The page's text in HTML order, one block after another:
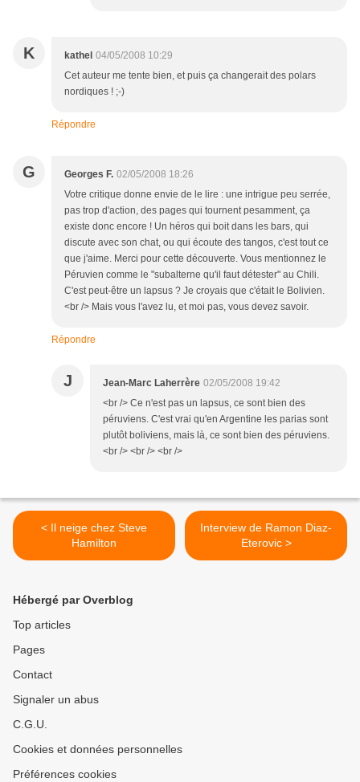
K kathel 04/05/2008 10:29
Cet auteur me tente bien, et puis ça changerait des polars
nordiques ! ;-)
Répondre
G Georges F. 02/05/2008 18:26
Votre critique donne envie de le lire : une intrigue peu serrée,
pas trop d'action, des pages qui tournent pesamment, ça
existe donc encore ! Un héros qui boit dans les bars, qui
discute avec son chat, ou qui écoute des tangos, c'est tout ce
que j'aime. Merci pour cette découverte. Vous mentionnez le
Péruvien comme le "subalterne qu'il faut détester" au Chili.
C'est peut-être un lapsus ? Je croyais que c'était le Bolivien.
<br /> Mais vous l'avez lu, et moi pas, vous devez savoir.
Répondre
J Jean-Marc Laherrère 02/05/2008 19:42
<br /> Ce n'est pas un lapsus, ce sont bien des
péruviens. C'est vrai qu'en Argentine les parias sont
plutôt boliviens, mais là, ce sont bien des péruviens.
<br /> <br /> <br />
< Il neige chez Steve
Hamilton
Interview de Ramon Diaz-
Eterovic >
Hébergé par Overblog
Top articles
Pages
Contact
Signaler un abus
C.G.U.
Cookies et données personnelles
Préférences cookies